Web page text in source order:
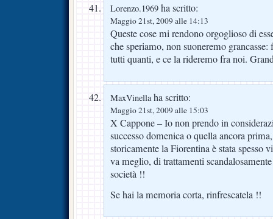
Lorenzo.1969 ha scritto:
Maggio 21st, 2009 alle 14:13
Queste cose mi rendono orgoglioso di
che speriamo, non suoneremo
tutti quanti, e ce la rideremo fra noi.
MaxVinellaha scritto:
Maggio 21st, 2009 alle 15:03
X Cappone – Io non prendo in
successo domenica o quella ancora
storicamente la Fiorentina è stata spesso
va meglio, di trattamenti
società !!
Se hai la memoria corta, rinfrescatela !!